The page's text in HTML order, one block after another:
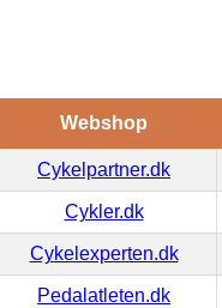
Webshop
Cykelpartner.dk
Cykler.dk
Cykelexperten.dk
Pedalatleten.dk